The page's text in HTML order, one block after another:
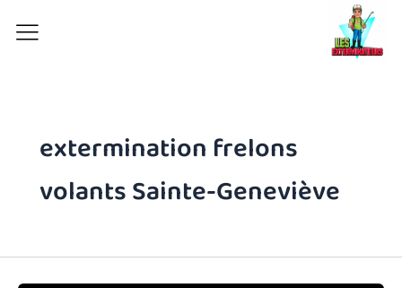
extermination frelons
volants Sainte-Geneviève